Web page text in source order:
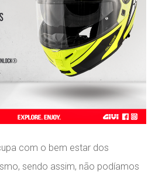
com o bem estar dos
sendo assim, não podíamos